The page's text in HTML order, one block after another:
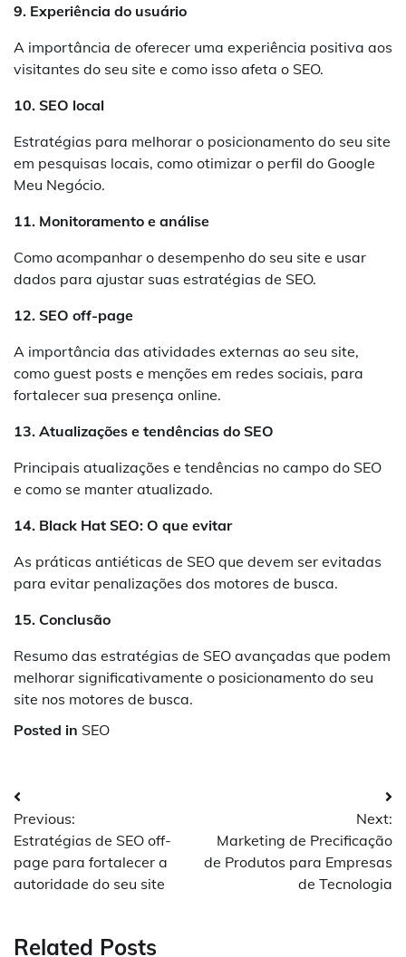
9. Experiência do usuário
A importância de oferecer uma experiência positiva aos
visitantes do seu site e como isso afeta o SEO.
10. SEO local
Estratégias para melhorar o posicionamento do seu site
em pesquisas locais, como otimizar o perfil do Google
Meu Negócio.
11. Monitoramento e análise
Como acompanhar o desempenho do seu site e usar
dados para ajustar suas estratégias de SEO.
12. SEO off-page
A importância das atividades externas ao seu site,
como guest posts e menções em redes sociais, para
fortalecer sua presença online.
13. Atualizações e tendências do SEO
Principais atualizações e tendências no campo do SEO
e como se manter atualizado.
14. Black Hat SEO: O que evitar
As práticas antiéticas de SEO que devem ser evitadas
para evitar penalizações dos motores de busca.
15. Conclusão
Resumo das estratégias de SEO avançadas que podem
melhorar significativamente o posicionamento do seu
site nos motores de busca.
Posted in SEO
Navegação
de
Post
Previous:
Estratégias de SEO off-
page para fortalecer a
autoridade do seu site
Next:
Marketing de Precificação
de Produtos para Empresas
de Tecnologia
Related Posts